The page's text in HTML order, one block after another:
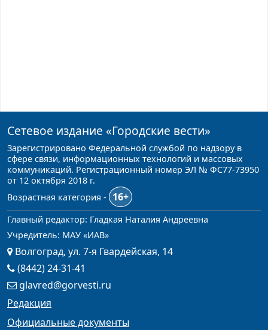
Сетевое издание «Городские вести»
Зарегистрировано Федеральной службой по надзору в
сфере связи, информационных технологий и массовых
коммуникаций. Регистрационный номер ЭЛ № ФС77-73950
от 12 октября 2018 г.
Возрастная категория -
16+
Главный редактор: Гладкая Наталия Андреевна
Учредитель: МАУ «ИАВ»
Волгоград, ул. 7-я Гвардейская, 14
(8442) 24-31-41
glavred@gorvesti.ru
Редакция
Официальные документы